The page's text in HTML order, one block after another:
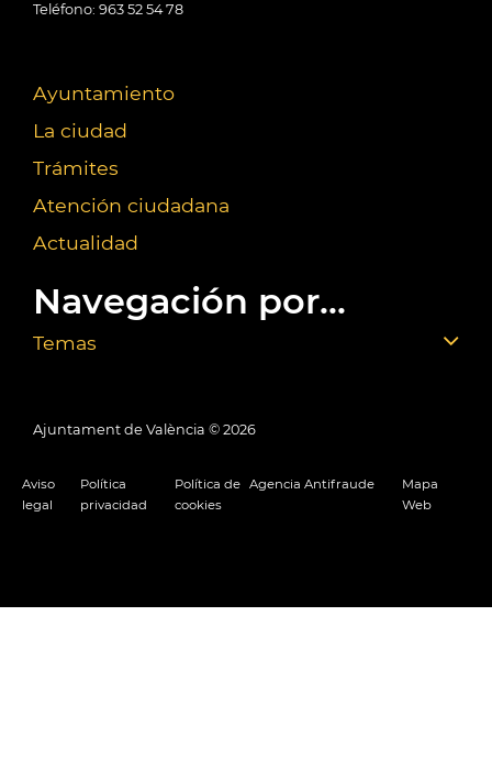
Teléfono: 963 52 54 78
Ayuntamiento
La ciudad
Trámites
Atención ciudadana
Actualidad
Navegación por...
Temas
Ajuntament de València © 2026
Aviso
legal
Política
privacidad
Política de
cookies
Agencia Antifraude
Mapa
Web